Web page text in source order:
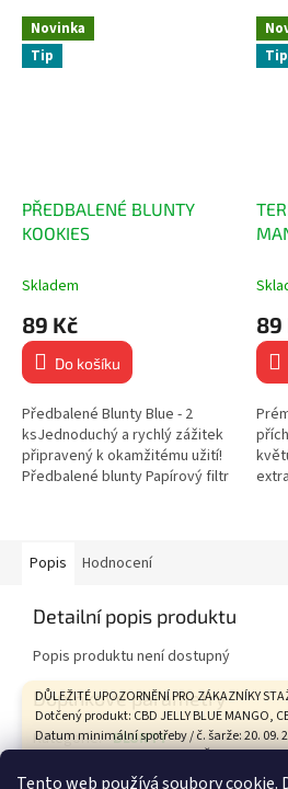
Tento web používá soubory cookie.
DŮLEŽITÉ UPOZORNĚNÍ PRO ZÁKAZNÍKY
Dotčený produkt: CBD JELLY BLUE MANGO,
Datum minimální spotřeby / č. šarže: 20. 09.
HEALTH CARE s.r.o., Tovární 9, České
potravinářská inspekce na základě
Novinka
Tip
PŘEDBALENÉ BLUNTY
KOOKIES
Skladem
89 Kč
Do košíku
Předbalené Blunty Blue - 2
ksJednoduchý a rychlý zážitek
připravený k okamžitému užití!
Předbalené blunty Papírový filtr
Tip
89
Popis Hodnocení
Detailní popis produktu
Popis produktu není dostupný
Doplňkové parametry
Kategorie: BLUNTY